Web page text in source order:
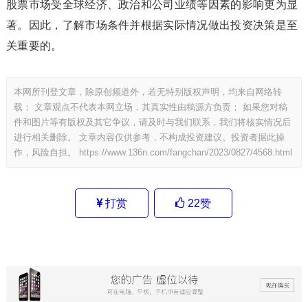
股票市场受全球经济、政治和公司业绩等因素的影响更为显
著。因此，了解市场条件并根据实际情况做出投资决策是至
关重要的。
本网所刊登文章，除原创频道外，若无特别版权声明，均来自网络转
载； 文章观点不代表本网立场，其真实性由稿源方负责； 如果您对稿
件和图片等有版权及其它争议，请及时与我们联系，我们将核实情况后
进行相关删除。 文章内容仅供参考，不构成投资建议。投资者据此操
作，风险自担。
https://www.136n.com/fangchan/2023/0827/4568.html
打赏 22赞